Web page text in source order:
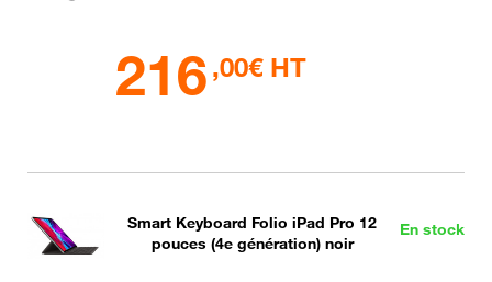
216 ,00€ HT
En stock
Smart Keyboard Folio iPad Pro 12
pouces (4e génération) noir